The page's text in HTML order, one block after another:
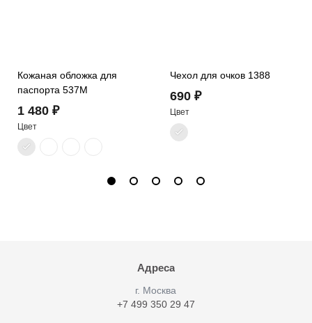
Кожаная обложка для
паспорта 537M
1 480 ₽
Цвет
Чехол для очков 1388
690 ₽
Цвет
Адреса
г. Москва
+7 499 350 29 47